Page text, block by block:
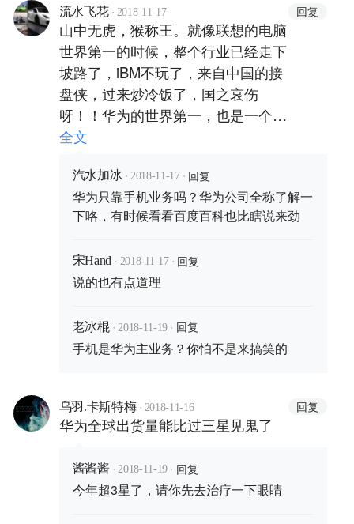
流水飞花 · 2018-11-17 回复
山中无虎，猴称王。就像联想的电脑
世界第一的时候，整个行业已经走下
坡路了，iBM不玩了，来自中国的接
盘侠，过来炒冷饭了，国之哀伤
呀！！华为的世界第一，也是一个逻
辑：行业走下坡路了，三星，找到新
什么好吹嘘的
全文
汽水加冰 · 2018-11-17 · 回复
华为只靠手机业务吗？华为公司全称了解一
下咯，有时候看看百度百科也比瞎说来劲
宋Hand · 2018-11-17 · 回复
说的也有点道理
老冰棍 · 2018-11-19 · 回复
手机是华为主业务？你怕不是来搞笑的
乌羽.卡斯特梅 · 2018-11-16 回复
华为全球出货量能比过三星见鬼了
酱酱酱 · 2018-11-19 · 回复
今年超3星了，请你先去治疗一下眼睛